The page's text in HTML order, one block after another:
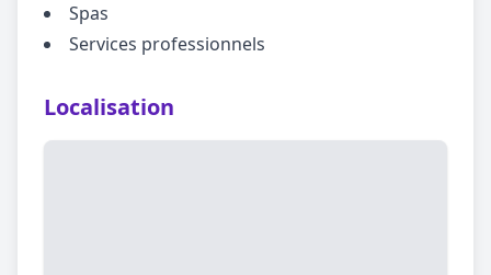
Spas
Services professionnels
Localisation